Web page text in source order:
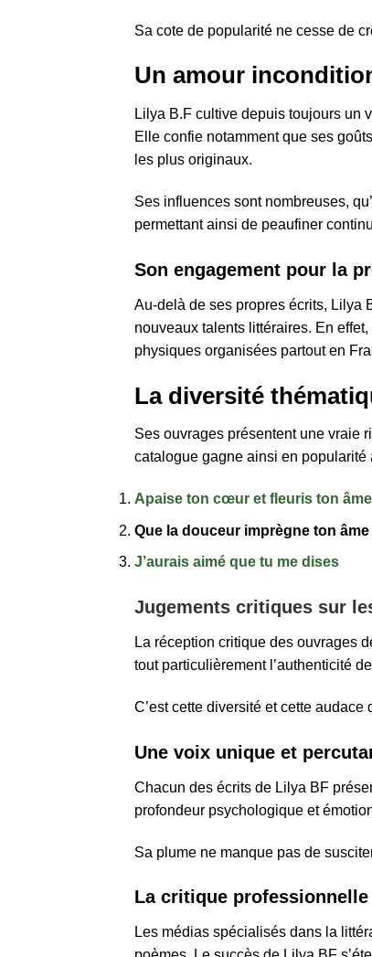
Sa cote de popularité ne cesse de
Un amour
Lilya B.F cultive depuis toujours un
Elle confie notamment que ses
les plus originaux.
Ses influences sont nombreuses,
permettant ainsi de peaufiner
Son engagement pour la
Au-delà de ses propres écrits, Lilya
nouveaux talents littéraires. En
physiques organisées partout en
La diversité
Ses ouvrages présentent une vraie
catalogue gagne ainsi en popularité
Apaise ton cœur et fleuris ton âme
Que la douceur imprègne ton âme
J’aurais aimé que tu me dises
Jugements critiques sur
La réception critique des ouvrages
tout particulièrement l’authenticité
C’est cette diversité et cette
Une voix unique et
Chacun des écrits de Lilya BF
profondeur psychologique et
Sa plume ne manque pas de
La critique
Les médias spécialisés dans la